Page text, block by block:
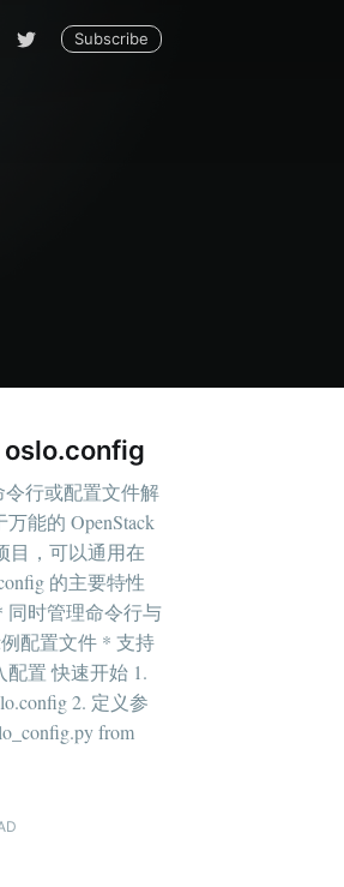
Subscribe
oslo.config
令行或配置文件解
能的 OpenStack
目，可以通用在
的主要特性
时管理命令行与
配置文件 * 支持
置 快速开始 1.
2. 定义参
from